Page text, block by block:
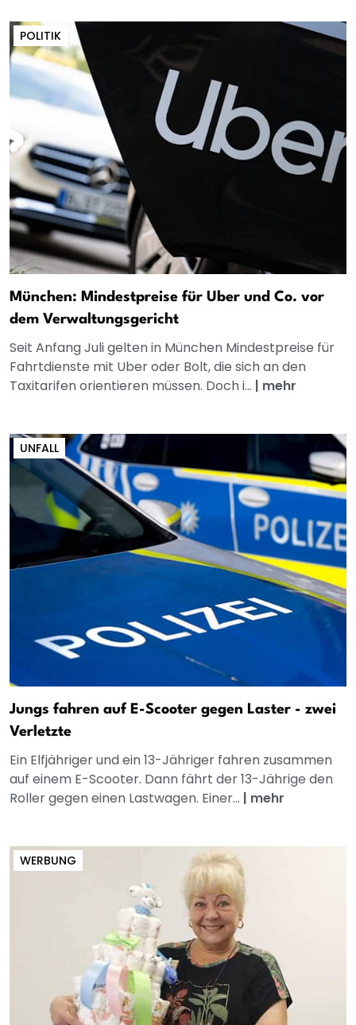
POLITIK
München: Mindestpreise für Uber und Co. vor
dem Verwaltungsgericht
Seit Anfang Juli gelten in München Mindestpreise für
Fahrtdienste mit Uber oder Bolt, die sich an den
Taxitarifen orientieren müssen. Doch i... | mehr
UNFALL
Jungs fahren auf E-Scooter gegen Laster - zwei
Verletzte
Ein Elfjähriger und ein 13-Jähriger fahren zusammen
auf einem E-Scooter. Dann fährt der 13-Jährige den
Roller gegen einen Lastwagen. Einer... | mehr
WERBUNG